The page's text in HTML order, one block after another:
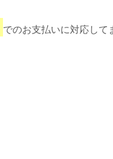
でのお支払いに対応して